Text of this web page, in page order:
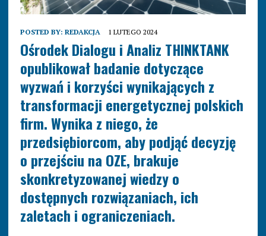
POSTED BY: REDAKCJA 1 LUTEGO 2024
Ośrodek Dialogu i Analiz THINKTANK
opublikował badanie dotyczące
wyzwań i korzyści wynikających z
transformacji energetycznej polskich
firm. Wynika z niego, że
przedsiębiorcom, aby podjąć decyzję
o przejściu na OZE, brakuje
skonkretyzowanej wiedzy o
dostępnych rozwiązaniach, ich
zaletach i ograniczeniach.